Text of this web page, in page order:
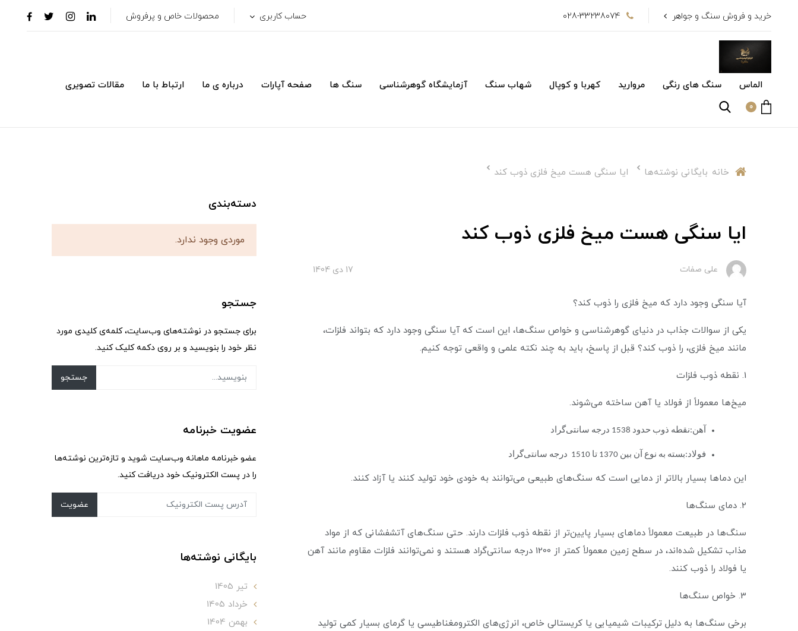
خرید و فروش سنگ و جواهر 028-33238074 حساب کاربری محصولات خاص و پرفروش
الماس سنگ های رنگی مروارید کهربا و کوپال شهاب سنگ آزمایشگاه گوهرشناسی سنگ ها صفحه آپارات درباره ی ما ارتباط با ما مقالات تصویری
0
خانه بایگانی نوشته‌ها ایا سنگی هست میخ فلزی ذوب کند
ایا سنگی هست میخ فلزی ذوب کند
علی صفات 17 دی 1404
آیا سنگی وجود دارد که میخ فلزی را ذوب کند؟
یکی از سوالات جذاب در دنیای گوهرشناسی و خواص سنگ‌ها، این است که آیا سنگی وجود دارد که بتواند فلزات،
مانند میخ فلزی، را ذوب کند؟ قبل از پاسخ، باید به چند نکته علمی و واقعی توجه کنیم.
1. نقطه ذوب فلزات
میخ‌ها معمولاً از فولاد یا آهن ساخته می‌شوند.
آهن:نقطه ذوب حدود 1538 درجه سانتی‌گراد
فولاد:بسته به نوع آن بین 1370 تا 1510 درجه سانتی‌گراد
این دماها بسیار بالاتر از دمایی است که سنگ‌های طبیعی می‌توانند به خودی خود تولید کنند یا آزاد کنند.
2. دمای سنگ‌ها
سنگ‌ها در طبیعت معمولاً دماهای بسیار پایین‌تر از نقطه ذوب فلزات دارند. حتی سنگ‌های آتشفشانی که از مواد
مذاب تشکیل شده‌اند، در سطح زمین معمولاً کمتر از 1200 درجه سانتی‌گراد هستند و نمی‌توانند فلزات مقاوم مانند آهن
یا فولاد را ذوب کنند.
3. خواص سنگ‌ها
برخی سنگ‌ها به دلیل ترکیبات شیمیایی یا کریستالی خاص، انرژی‌های الکترومغناطیسی یا گرمای بسیار کمی تولید
دسته‌بندی
موردی وجود ندارد.
جستجو
برای جستجو در نوشته‌های وب‌سایت، کلمه‌ی کلیدی مورد
نظر خود را بنویسید و بر روی دکمه کلیک کنید.
جستجو
عضویت خبرنامه
عضو خبرنامه ماهانه وب‌سایت شوید و تازه‌ترین نوشته‌ها
را در پست الکترونیک خود دریافت کنید.
عضویت
بایگانی نوشته‌ها
تير 1405
خرداد 1405
بهمن 1404